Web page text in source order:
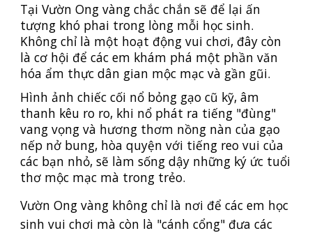
Tại Vườn Ong vàng chắc chắn sẽ để lại ấn
tượng khó phai trong lòng mỗi học sinh.
Không chỉ là một hoạt động vui chơi, đây còn
là cơ hội để các em khám phá một phần văn
hóa ẩm thực dân gian mộc mạc và gần gũi.
Hình ảnh chiếc cối nổ bỏng gạo cũ kỹ, âm
thanh kêu ro ro, khi nổ phát ra tiếng "đùng"
vang vọng và hương thơm nồng nàn của gạo
nếp nở bung, hòa quyện với tiếng reo vui của
các bạn nhỏ, sẽ làm sống dậy những ký ức tuổi
thơ mộc mạc mà trong trẻo.
Vườn Ong vàng không chỉ là nơi để các em học
sinh vui chơi mà còn là "cánh cổng" đưa các